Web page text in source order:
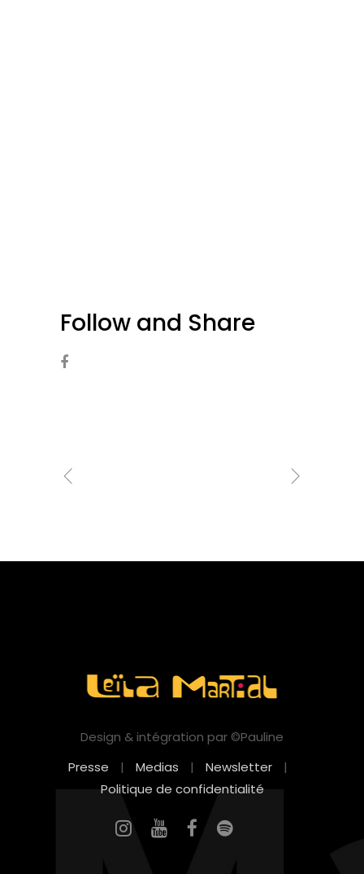
Follow and Share
Design & intégration par ©Pauline
Presse
| Medias | Newsletter
|
Politique de confidentialité